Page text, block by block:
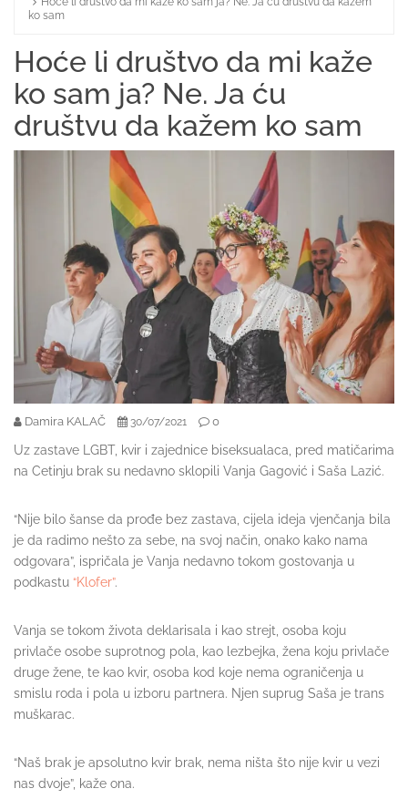
Home
ko sam
Hoće li društvo da mi kaže
ko sam ja? Ne. Ja ću
društvu da kažem ko sam
Damira KALAČ 30/07/2021 0
Uz zastave LGBT, kvir i zajednice biseksualaca, pred matičarima
na Cetinju brak su nedavno sklopili Vanja Gagović i Saša Lazić.
“Nije bilo šanse da prođe bez zastava, cijela ideja vjenčanja bila
je da radimo nešto za sebe, na svoj način, onako kako nama
odgovara”, ispričala je Vanja nedavno tokom gostovanja u
podkastu “Klofer”.
Vanja se tokom života deklarisala i kao strejt, osoba koju
privlače osobe suprotnog pola, kao lezbejka, žena koju privlače
druge žene, te kao kvir, osoba kod koje nema ograničenja u
smislu roda i pola u izboru partnera. Njen suprug Saša je trans
muškarac.
“Naš brak je apsolutno kvir brak, nema ništa što nije kvir u vezi
nas dvoje”, kaže ona.